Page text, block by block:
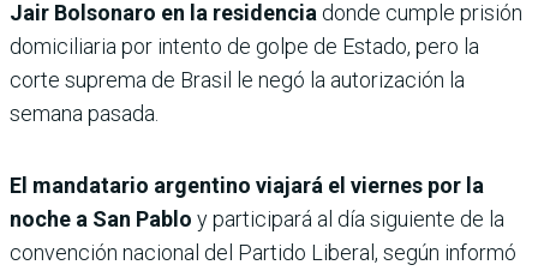
Jair Bolsonaro en la residencia donde cumple prisión
domiciliaria por intento de golpe de Estado, pero la
corte suprema de Brasil le negó la autorización la
semana pasada.
El mandatario argentino viajará el viernes por la
noche a San Pablo y participará al día siguiente de la
convención nacional del Partido Liberal, según informó